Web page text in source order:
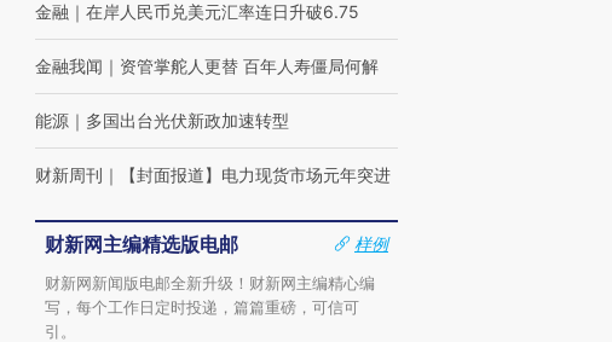
金融 ｜ 在岸人民币兑美元汇率连日升破6.75
金融我闻 ｜ 资管掌舵人更替 百年人寿僵局何解
能源 ｜ 多国出台光伏新政加速转型
财新周刊 ｜ 【封面报道】电力现货市场元年突进
财新网主编精选版电邮
样例
财新网新闻版电邮全新升级！财新网主编精心编
写，每个工作日定时投递，篇篇重磅，可信可
引。